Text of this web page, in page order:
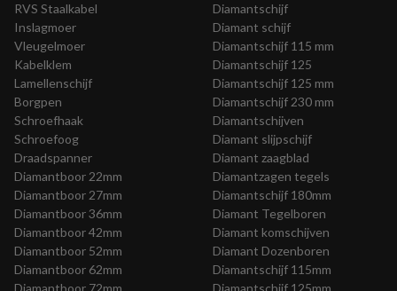
RVS Staalkabel
Inslagmoer
Vleugelmoer
Kabelklem
Lamellenschijf
Borgpen
Schroefhaak
Schroefoog
Draadspanner
Diamantschijf
Diamant schijf
Diamantschijf 115 mm
Diamantschijf 125
Diamantschijf 125 mm
Diamantschijf 230 mm
Diamantschijven
Diamant slijpschijf
Diamant zaagblad
Diamantboor 22mm
Diamantboor 27mm
Diamantboor 36mm
Diamantboor 42mm
Diamantboor 52mm
Diamantboor 62mm
Diamantboor 72mm
Diamantzagen tegels
Diamantschijf 180mm
Diamant Tegelboren
Diamant komschijven
Diamant Dozenboren
Diamantschijf 115mm
Diamantschijf 125mm